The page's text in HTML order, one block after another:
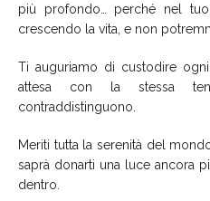
più profondo… perché nel
crescendo la vita, e non
Ti auguriamo di custodire
attesa con la stessa
contraddistinguono.
Meriti tutta la serenità del
saprà donarti una luce ancora
dentro.